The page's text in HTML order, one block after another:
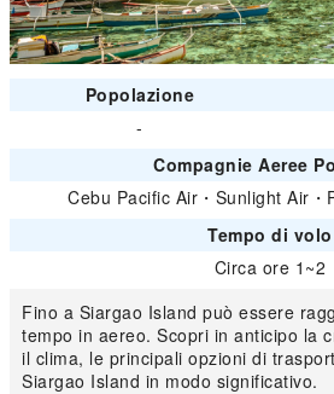
Popolazione
-
Compagnie Aeree
Cebu Pacific Air ・ Sunlight Air ・
Tempo di volo
Circa ore 1~2
Fino a Siargao Island può essere
tempo in aereo. Scopri in anticipo la
il clima, le principali opzioni di
Siargao Island in modo significativo.